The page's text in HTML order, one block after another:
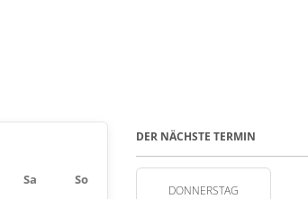
Sa So
DER NÄCHSTE TERMIN
DONNERSTAG